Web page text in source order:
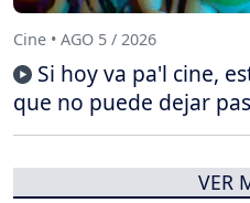
Cine • AGO 5 / 2026
Si hoy va pa'l cine,
que no puede dejar
VER